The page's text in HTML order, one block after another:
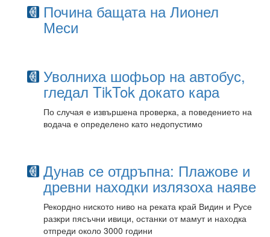
Почина бащата на Лионел
Меси
Уволниха шофьор на автобус,
гледал TikTok докато кара
По случая е извършена проверка, а поведението на
водача е определено като недопустимо
Дунав се отдръпна: Плажове и
древни находки излязоха наяве
Рекордно ниското ниво на реката край Видин и Русе
разкри пясъчни ивици, останки от мамут и находка
отпреди около 3000 години